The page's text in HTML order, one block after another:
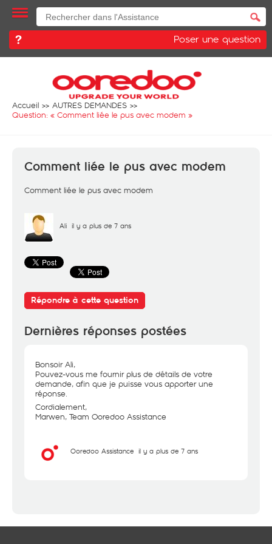
Poser une question
Accueil
AUTRES DEMANDES
Question: « Comment liée le pus avec modem »
Comment liée le pus avec modem
Comment liée le pus avec modem
Ali il y a plus de 7 ans
Répondre à cette question
Dernières réponses postées
Bonsoir Ali,
Pouvez-vous me fournir plus de détails de votre
demande, afin que je puisse vous apporter une
réponse.
Cordialement,
Marwen, Team Ooredoo Assistance
Ooredoo Assistance il y a plus de 7 ans